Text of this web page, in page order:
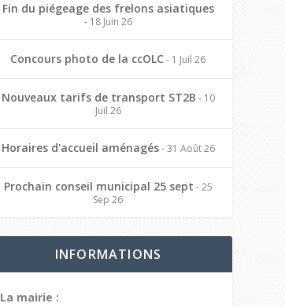
Fin du piégeage des frelons asiatiques
- 18 Juin 26
Concours photo de la ccOLC - 1 Juil 26
Nouveaux tarifs de transport ST2B - 10
Juil 26
Horaires d'accueil aménagés- 31 Août 26
Prochain conseil municipal 25 sept - 25
Sep 26
INFORMATIONS
La mairie :